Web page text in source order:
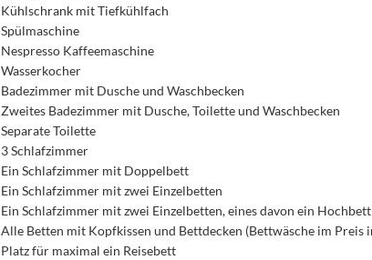
Kühlschrank mit Tiefkühlfach
Spülmaschine
Nespresso Kaffeemaschine
Wasserkocher
Badezimmer mit Dusche und Waschbecken
Zweites Badezimmer mit Dusche, Toilette und Waschbecken
Separate Toilette
3 Schlafzimmer
Ein Schlafzimmer mit Doppelbett
Ein Schlafzimmer mit zwei Einzelbetten
Ein Schlafzimmer mit zwei Einzelbetten, eines davon ein Hochbett
Alle Betten mit Kopfkissen und Bettdecken (Bettwäsche im Preis
Platz für maximal ein Reisebett